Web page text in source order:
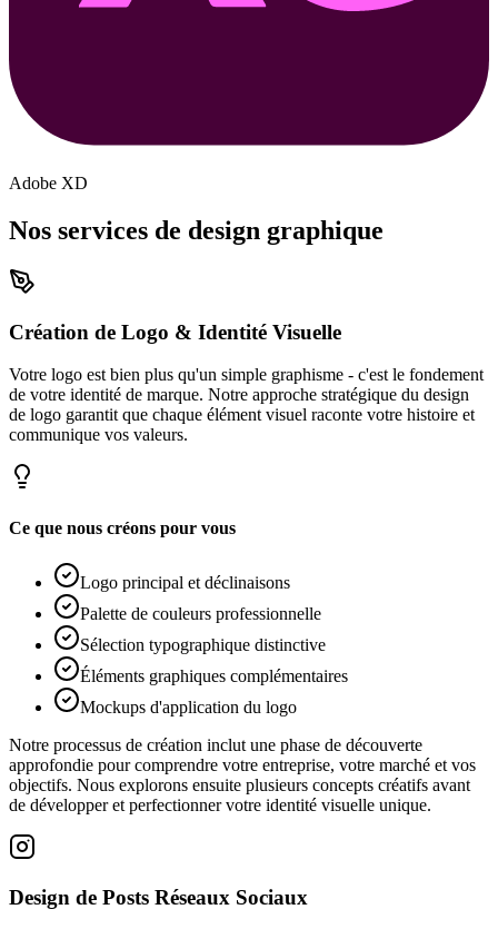
Adobe XD
Nos services de design graphique
Création de Logo & Identité Visuelle
Votre logo est bien plus qu'un simple graphisme - c'est le fondement
de votre identité de marque. Notre approche stratégique du design
de logo garantit que chaque élément visuel raconte votre histoire et
communique vos valeurs.
Ce que nous créons pour vous
Logo principal et déclinaisons
Palette de couleurs professionnelle
Sélection typographique distinctive
Éléments graphiques complémentaires
Mockups d'application du logo
Notre processus de création inclut une phase de découverte
approfondie pour comprendre votre entreprise, votre marché et vos
objectifs. Nous explorons ensuite plusieurs concepts créatifs avant
de développer et perfectionner votre identité visuelle unique.
Design de Posts Réseaux Sociaux